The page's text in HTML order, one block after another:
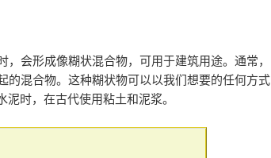
会形成像糊状混合物，可用于建筑用途。通常，
混合物。这种糊状物可以以我们想要的任何方式
时，在古代使用粘土和泥浆。